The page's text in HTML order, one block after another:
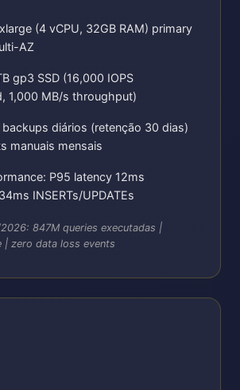
(4 vCPU, 32GB RAM) primary
AZ
gp3 SSD (16,000 IOPS
1,000 MB/s throughput)
diários (retenção 30 dias)
manuais mensais
P95 latency 12ms
INSERTs/UPDATEs
847M queries executadas |
| zero data loss events